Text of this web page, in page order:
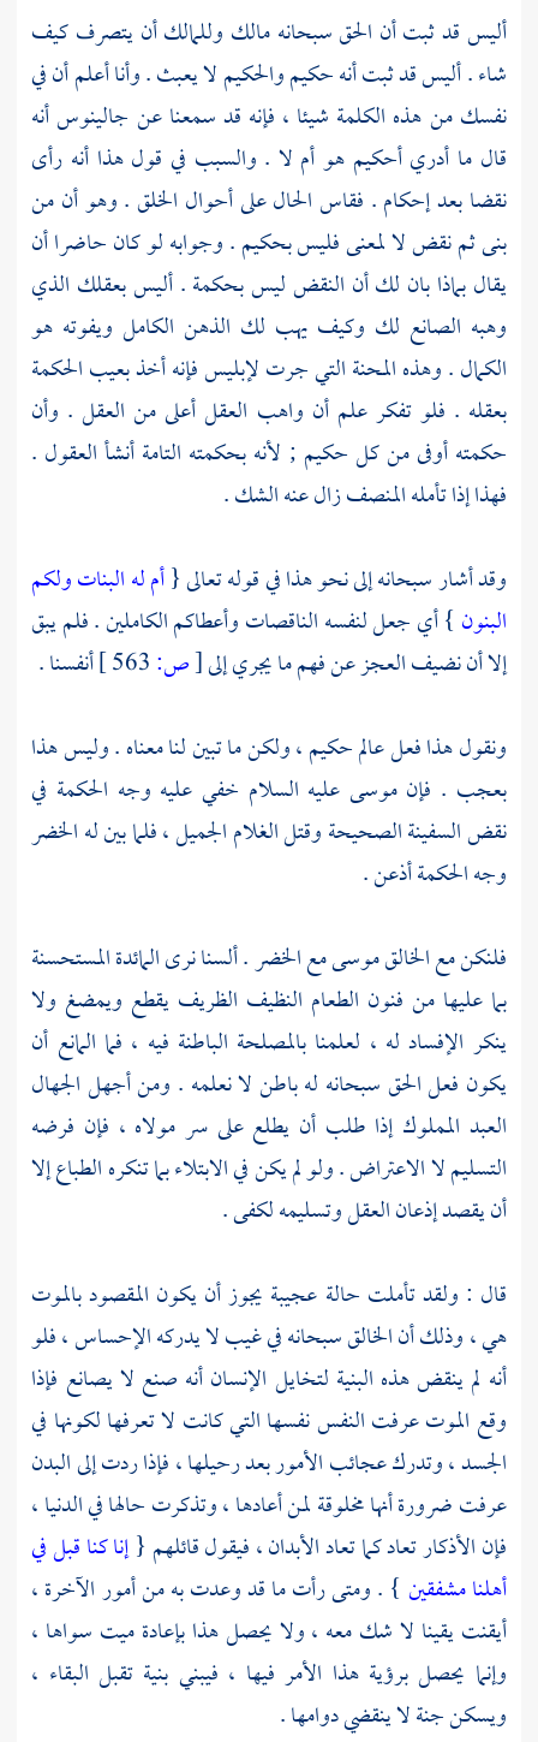
أليس قد ثبت أن الحق سبحانه مالك وللمالك أن يتصرف كيف
شاء . أليس قد ثبت أنه حكيم والحكيم لا يعبث . وأنا أعلم أن في
نفسك من هذه الكلمة شيئا ، فإنه قد سمعنا عن جالينوسأنه
قال ما أدري أحكيم هو أم لا . والسبب في قول هذا أنه رأى
نقضا بعد إحكام . فقاس الحال على أحوال الخلق . وهو أن من
بنى ثم نقض لا لمعنى فليس بحكيم . وجوابه لو كان حاضرا أن
يقال بماذا بان لك أن النقض ليس بحكمة . أليس بعقلك الذي
وهبه الصانع لك وكيف يهب لك الذهن الكامل ويفوته هو
الكمال . وهذه المحنة التي جرت لإبليس فإنه أخذ بعيب الحكمة
بعقله . فلو تفكر علم أن واهب العقل أعلى من العقل . وأن
حكمته أوفى من كل حكيم ; لأنه بحكمته التامة أنشأ العقول .
فهذا إذا تأمله المنصف زال عنه الشك .
وقد أشار سبحانه إلى نحو هذا في قوله تعالى {أم له البنات ولكم
البنون } أي جعل لنفسه الناقصات وأعطاكم الكاملين . فلم يبق
إلا أن نضيف العجز عن فهم ما يجري إلى[ص:
أنفسنا .
ونقول هذا فعل عالم حكيم ، ولكن ما تبين لنا معناه . وليس هذا
بعجب . فإنموسى عليه السلام خفي عليه وجه الحكمة في
نقض السفينة الصحيحة وقتل الغلام الجميل ، فلما بين لهالخضر
وجه الحكمة أذعن .
فلنكن مع الخالقموسىمعالخضر. ألسنا نرى المائدة المستحسنة
بما عليها من فنون الطعام النظيف الظريف يقطع ويمضغ ولا
ينكر الإفساد له ، لعلمنا بالمصلحة الباطنة فيه ، فما المانع أن
يكون فعل الحق سبحانه له باطن لا نعلمه . ومن أجهل الجهال
العبد المملوك إذا طلب أن يطلع على سر مولاه ، فإن فرضه
التسليم لا الاعتراض . ولو لم يكن في الابتلاء بما تنكره الطباع إلا
أن يقصد إذعان العقل وتسليمه لكفى .
قال : ولقد تأملت حالة عجيبة يجوز أن يكون المقصود بالموت
هي ، وذلك أن الخالق سبحانه في غيب لا يدركه الإحساس ، فلو
أنه لم ينقض هذه البنية لتخايل الإنسان أنه صنع لا يصانع فإذا
وقع الموت عرفت النفس نفسها التي كانت لا تعرفها لكونها في
الجسد ، وتدرك عجائب الأمور بعد رحيلها ، فإذا ردت إلى البدن
عرفت ضرورة أنها مخلوقة لمن أعادها ، وتذكرت حالها في الدنيا ،
فإن الأذكار تعاد كما تعاد الأبدان ، فيقول قائلهم {إنا كنا قبل في
أهلنا مشفقين } . ومتى رأت ما قد وعدت به من أمور الآخرة ،
أيقنت يقينا لا شك معه ، ولا يحصل هذا بإعادة ميت سواها ،
وإنما يحصل برؤية هذا الأمر فيها ، فيبني بنية تقبل البقاء ،
ويسكن جنة لا ينقضي دوامها .